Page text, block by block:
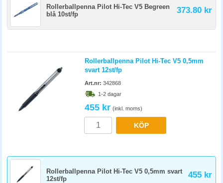
Rollerballpenna Pilot Hi-Tec V5 Begreen
blå 10st/fp
373.80 kr
Rollerballpenna Pilot Hi-Tec V5 0,5mm
svart 12st/fp
Art.nr: 342868
1-2 dagar
455 kr (inkl. moms)
KÖP
Rollerballpenna Pilot Hi-Tec V5 0,5mm svart
12st/fp
455 kr